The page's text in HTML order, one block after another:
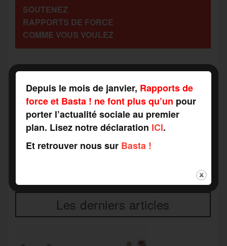
o
k
g
e
SOUTENEZ
RAPPORTS DE FORCE
COMME VOUS VOULEZ
Recevez notre newsletter par mail
Votre adresse mail*
Les derniers articles
Depuis le mois de janvier, Rapports de
force et Basta ! ne font plus qu’un pour
porter l’actualité sociale au premier
plan. Lisez notre déclaration ICI.
Et retrouver nous sur Basta !